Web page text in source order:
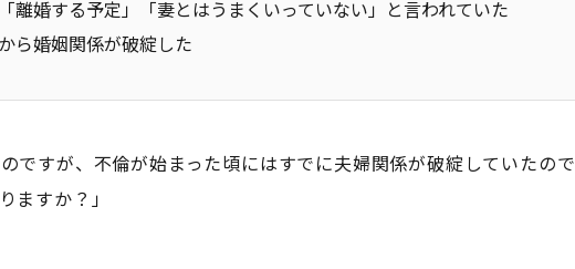
離婚する予定」「妻とはうまくいっていない」と言われていた
ら婚姻関係が破綻した
ですが、不倫が始まった頃にはすでに夫婦関係が破綻していたので
ますか？」